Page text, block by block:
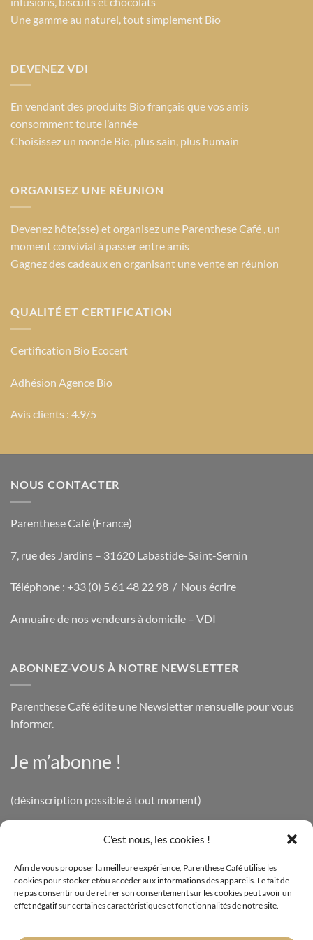
C'est nous, les cookies !
Afin de vous proposer la meilleure expérience, Parenthese Café utilise les
cookies pour stocker et/ou accéder aux informations des appareils. Le fait de
ne pas consentir ou de retirer son consentement sur les cookies peut avoir un
effet négatif sur certaines caractéristiques et fonctionnalités de notre site.
page
Une gamme au naturel, tout simplement Bio
DEVENEZ VDI
En vendant des produits Bio français que vos amis
consomment toute l’année
Choisissez un monde Bio, plus sain, plus humain
ORGANISEZ UNE RÉUNION
Devenez hôte(sse) et organisez une Parenthese Café , un
moment convivial à passer entre amis
Gagnez des cadeaux en organisant une vente en réunion
QUALITÉ ET CERTIFICATION
Certification Bio Ecocert
Adhésion Agence Bio
Avis clients : 4.9/5
NOUS CONTACTER
Parenthese Café (France)
7, rue des Jardins – 31620 Labastide-Saint-Sernin
Téléphone : +33 (0) 5 61 48 22 98 / Nous écrire
Annuaire de nos vendeurs à domicile – VDI
ABONNEZ-VOUS À NOTRE NEWSLETTER
Parenthese Café édite une Newsletter mensuelle pour vous
informer.
Je m’abonne !
(désinscription possible à tout moment)
Mentions légales